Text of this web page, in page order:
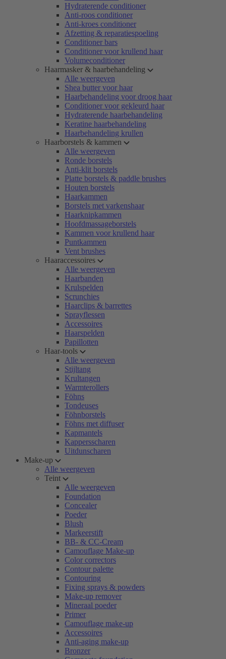
Hydraterende conditioner
Anti-roos conditioner
Anti-kroes conditioner
Afzetting & reparatiespoeling
Conditioner bars
Conditioner voor krullend haar
Volumeconditioner
Haarmasker & haarbehandeling
Alle weergeven
Shea butter voor haar
Haarbehandeling voor droog haar
Conditioner voor gekleurd haar
Hydraterende haarbehandeling
Keratine haarbehandeling
Haarbehandeling krullen
Haarborstels & kammen
Alle weergeven
Ronde borstels
Anti-klit borstels
Platte borstels & paddle brushes
Houten borstels
Haarkammen
Borstels met varkenshaar
Haarknipkammen
Hoofdmassageborstels
Kammen voor krullend haar
Puntkammen
Vent brushes
Haaraccessoires
Alle weergeven
Haarbanden
Krulspelden
Scrunchies
Haarclips & barrettes
Sprayflessen
Accessoires
Haarspelden
Papillotten
Haar-tools
Alle weergeven
Stijltang
Krultangen
Warmterollers
Föhns
Tondeuses
Föhnborstels
Föhns met diffuser
Kapmantels
Kappersscharen
Uitdunscharen
Make-up
Alle weergeven
Teint
Alle weergeven
Foundation
Concealer
Poeder
Blush
Markeerstift
BB- & CC-Cream
Camouflage Make-up
Color correctors
Contour palette
Contouring
Fixing sprays & powders
Make-up remover
Mineraal poeder
Primer
Camouflage make-up
Accessoires
Anti-aging make-up
Bronzer